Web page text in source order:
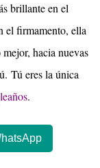
brillante en el
el firmamento, ella
hacia nuevas
Tú eres la única
.